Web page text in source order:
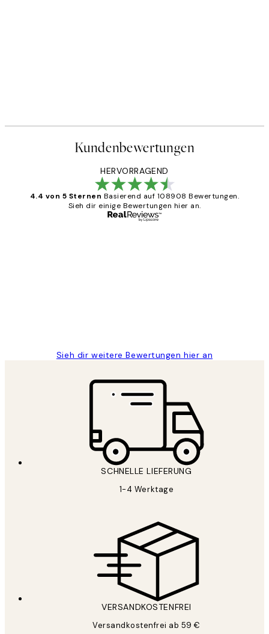
Kundenbewertungen
HERVORRAGEND
4.4 von 5 Sternen Basierend auf 108908 Bewertungen.
Sieh dir einige Bewertungen hier an.
Sieh dir weitere Bewertungen hier an
SCHNELLE LIEFERUNG
1-4 Werktage
VERSANDKOSTENFREI
Versandkostenfrei ab 59 €